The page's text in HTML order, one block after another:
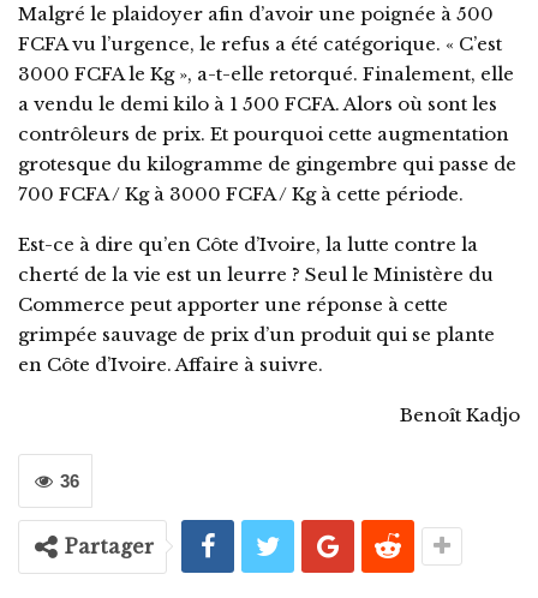
Malgré le plaidoyer afin d’avoir une poignée à 500
FCFA vu l’urgence, le refus a été catégorique. « C’est
3000 FCFA le Kg », a-t-elle retorqué. Finalement, elle
a vendu le demi kilo à 1 500 FCFA. Alors où sont les
contrôleurs de prix. Et pourquoi cette augmentation
grotesque du kilogramme de gingembre qui passe de
700 FCFA / Kg à 3000 FCFA / Kg à cette période.
Est-ce à dire qu’en Côte d’Ivoire, la lutte contre la
cherté de la vie est un leurre ? Seul le Ministère du
Commerce peut apporter une réponse à cette
grimpée sauvage de prix d’un produit qui se plante
en Côte d’Ivoire. Affaire à suivre.
Benoît Kadjo
36
Partager